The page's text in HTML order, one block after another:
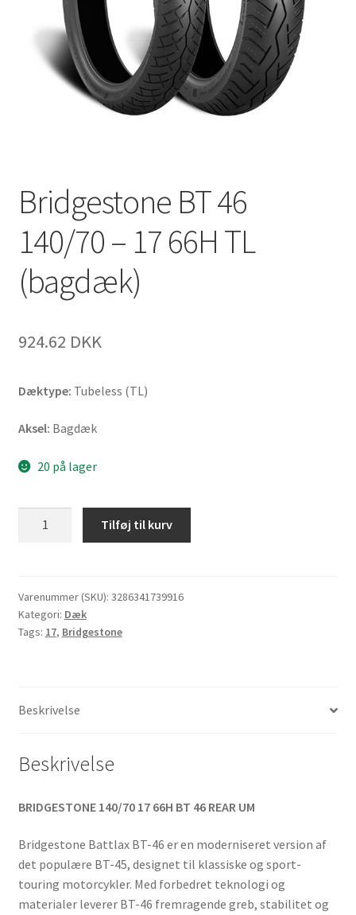
Bridgestone BT 46
140/70 – 17 66H TL
(bagdæk)
924.62 DKK
Dæktype: Tubeless (TL)
Aksel: Bagdæk
20 på lager
-
17
66H
Tilføj til kurv
Varenummer (SKU): 3286341739916
Kategori: Dæk
Tags: 17, Bridgestone
Beskrivelse
Beskrivelse
BRIDGESTONE 140/70 17 66H BT 46 REAR UM
Bridgestone Battlax BT-46 er en moderniseret version af
det populære BT-45, designet til klassiske og sport-
touring motorcykler. Med forbedret teknologi og
materialer leverer BT-46 fremragende greb, stabilitet og